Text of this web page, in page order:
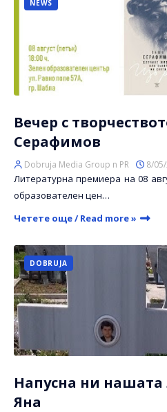
NEWS
Вечер с
Серафимов
Dobruja Media Group n PR 8/
Литературна премиера на 08
образователен цен…
Четете още / Read more »
DOBRUJA
Напусна ни
Яна